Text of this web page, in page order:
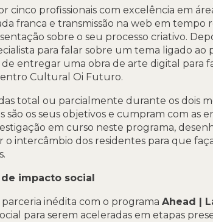
cinco profissionais com excelência em
franca e transmissão na web em tempo
sobre o seu processo criativo.
para falar sobre um tema ligado ao
entregar uma obra de arte digital para
Cultural Oi Futuro.
total ou parcialmente durante os dois
os seus objetivos e cumpram com as
em curso neste programa,
intercâmbio dos residentes para que
impacto social
inédita com o programaAhead |
para serem aceleradas em etapas